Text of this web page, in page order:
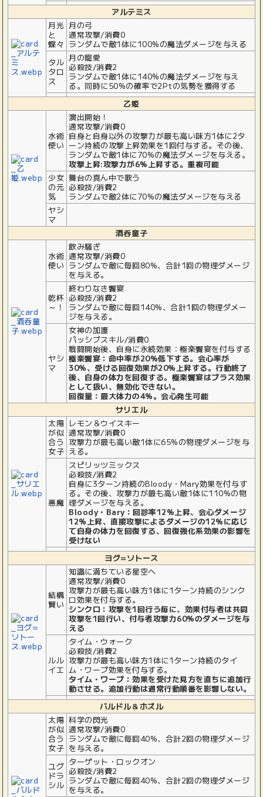
アルテミス
月光
と
蝶々
月の弓
通常攻撃/消費0
ランダムで敵1体に100%の魔法ダメージを与える
タル
タロ
ス
月の寵愛
必殺技/消費2
ランダムで敵1体に140%の魔法ダメージを与え
る。同時に50%の確率で2Ptの気勢を獲得する
乙姫
水術
使い
演出開始！
通常攻撃/消費0
自身と自身以外の攻撃力が最も高い味方1体に2タ
ーン持続の攻撃上昇効果を1回付与する。その後、
ランダムで敵1体に70%の魔法ダメージを与える。
攻撃上昇:攻撃力が6%上昇する。重複可能
少女
の元
気
舞台の真ん中で歌う
必殺技/消費2
ランダムで敵2体に70%の魔法ダメージを与える
ヤシ
マ
酒呑童子
水術
使い
飲み騒ぎ
通常攻撃/消費0
ランダムで敵に毎回80%、合計1回の物理ダメージ
を与える。
乾杯
～！
終わりなき饗宴
必殺技/消費2
ランダムで敵に毎回140%、合計1回の物理ダメー
ジを与える。
ヤシ
マ
女神の加護
パッシブスキル/消費0
戦闘開始後、自身に永続効果：極楽饗宴を付与する
極楽饗宴：命中率が20%低下する。会心率が
30%、受ける回復効果が20%上昇する。行動終了
後、自身の体力を回復する。極楽饗宴はプラス効果
として扱い、無効化できない。
回復量：最大体力の4%。会心発生可能
サリエル
太陽
が似
合う
女子
レモン＆ウイスキー
通常攻撃/消費0
攻撃力が最も高い敵1体に65%の物理ダメージを与
える。
悪魔
スピリッツミックス
必殺技/消費2
自身に3ターン持続のBloody・Mary効果を付与す
る。その後、攻撃力が最も高い敵1体に110%の物
理ダメージを与える。
Bloody・Bary：回診率12%上昇、会心ダメージ
12%上昇、直接攻撃によるダメージの12%に応じ
て自身の体力を回復する、回復強化系効果の影響を
受けない
ヨグ=ソトース
結構
賢い
知識に満ちている星空へ
通常攻撃/消費0
攻撃力が最も高い味方1体に1ターン持続のシンク
ロ効果を付与する。
シンクロ：攻撃を1回行う毎に、効果付与者は共同
攻撃を1回行い、付与者攻撃力60%のダメージを与
える
ルル
イエ
タイム・ウォーク
必殺技/消費2
攻撃力が最も高い味方1体に1ターン持続のタイ
ム・ワープ効果を付与する。
タイム・ワープ：効果を受けた見方を直ちに追加行
動させる。追加行動は通常行動順番を影響しない。
バルドル＆ホズル
太陽
が似
合う
女子
科学の閃光
通常攻撃/消費0
ランダムで敵に毎回40%、合計2回の物理ダメージ
を与える。
ユグ
ドラ
シル
ターゲット・ロックオン
必殺技/消費2
ランダムで敵に毎回40%、合計2回の物理ダメージ
を与える。